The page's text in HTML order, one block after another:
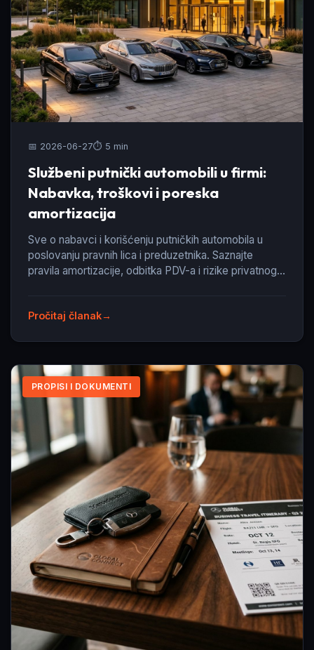
📅 2026-06-27⏱️ 5 min
Službeni putnički automobili u firmi:
Nabavka, troškovi i poreska
amortizacija
Sve o nabavci i korišćenju putničkih automobila u
poslovanju pravnih lica i preduzetnika. Saznajte
pravila amortizacije, odbitka PDV-a i rizike privatnog
Pročitaj članak
PROPISI I DOKUMENTI